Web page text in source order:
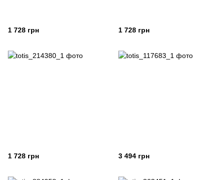
1 728 грн 1 728 грн
1 728 грн 3 494 грн